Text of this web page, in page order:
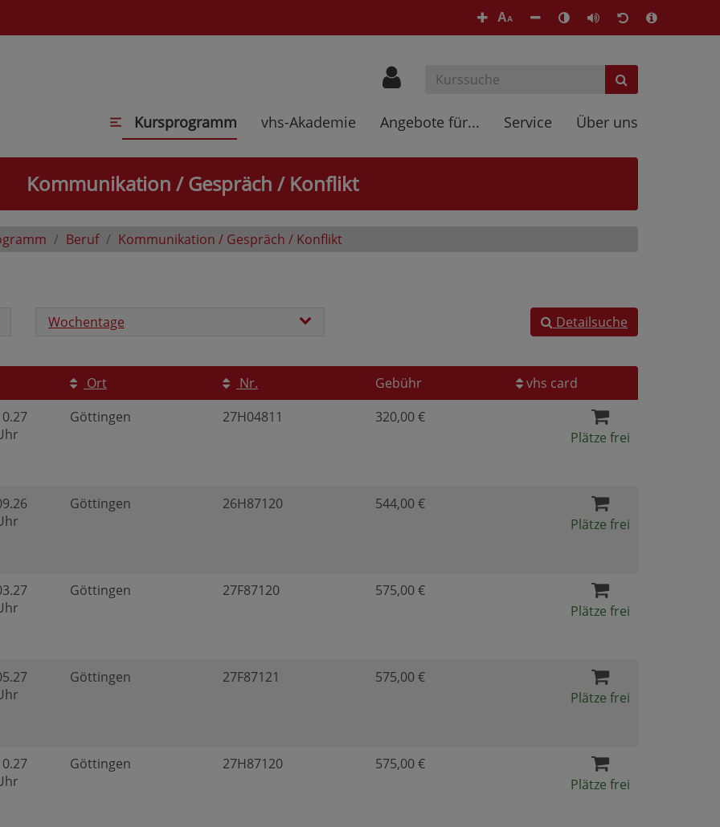
AA
Kursprogramm vhs-Akademie Angebote für... Service Über uns
Kommunikation / Gespräch / Konflikt
Beruf Kommunikation / Gespräch / Konflikt
Wochentage Detailsuche
Ort Nr. Gebühr
vhs card
Göttingen 27H04811
320,00 €
Plätze frei
Göttingen 26H87120
544,00 €
Plätze frei
Göttingen 27F87120
575,00 €
Plätze frei
Göttingen 27F87121
575,00 €
Plätze frei
Göttingen 27H87120
575,00 €
Plätze frei